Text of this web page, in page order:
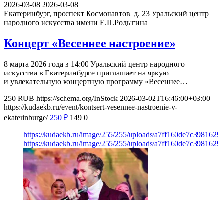
2026-03-08 2026-03-08
Екатеринбург, проспект Космонавтов, д. 23 Уральский центр
народного искусства имени Е.П.Родыгина
Концерт «Весеннее настроение»
8 марта 2026 года в 14:00 Уральский центр народного
искусства в Екатеринбурге приглашает на яркую
и увлекательную концертную программу «Весеннее…
250 RUB https://schema.org/InStock 2026-03-02T16:46:00+03:00
https://kudaekb.ru/event/kontsert-vesennee-nastroenie-v-
ekaterinburge/ 250 ₽ 149 0
https://kudaekb.ru/image/255/255/uploads/
https://kudaekb.ru/image/255/255/uploads/